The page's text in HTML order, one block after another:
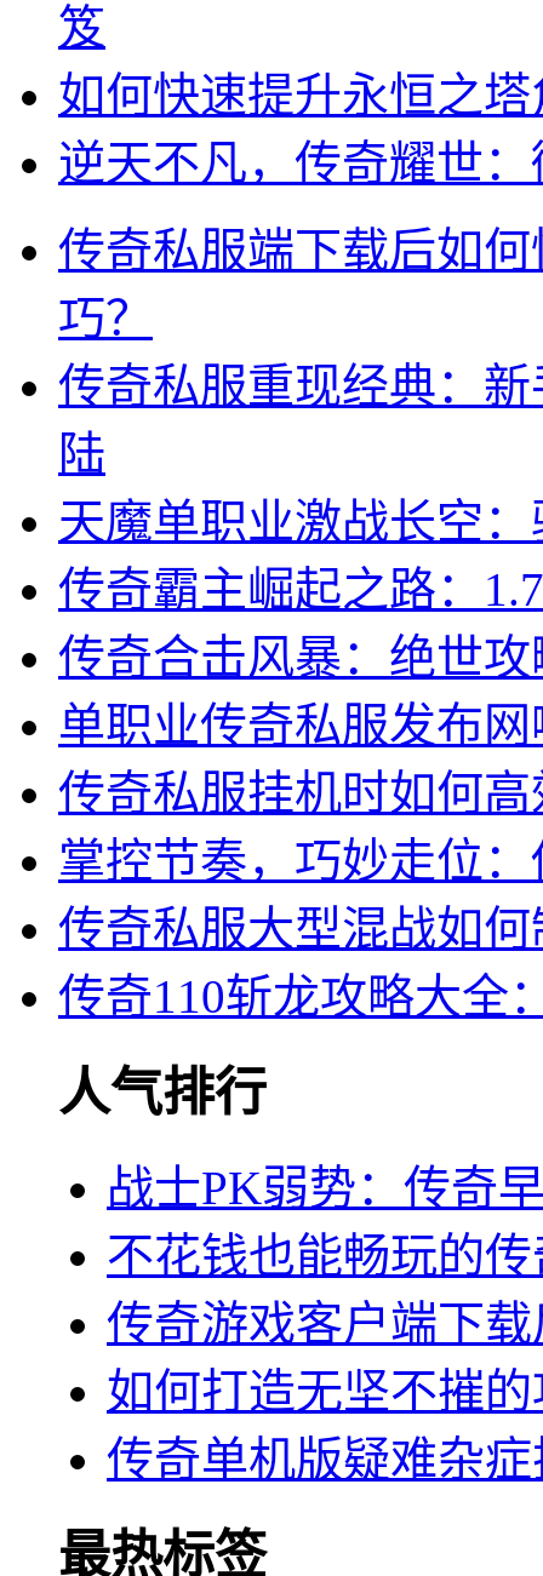
笈
如何快速提升永恒之
逆天不凡，传奇耀世
传奇私服端下载后如
巧？
传奇私服重现经典：
陆
天魔单职业激战长空
传奇霸主崛起之路：
传奇合击风暴：绝世
单职业传奇私服发布
传奇私服挂机时如何
掌控节奏，巧妙走位
传奇私服大型混战如
传奇110斩龙攻略大全
人气排行
战士PK弱势：传奇
不花钱也能畅玩的
传奇游戏客户端下
如何打造无坚不摧
传奇单机版疑难杂
最热标签